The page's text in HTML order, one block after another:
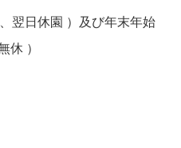
翌日休園 ）及び年末年始
休 ）